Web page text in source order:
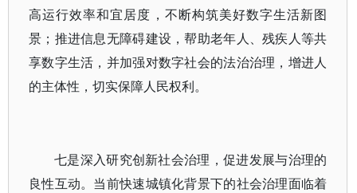
高运行效率和宜居度，不断构筑美好数字生活新图
景；推进信息无障碍建设，帮助老年人、残疾人等共
享数字生活，并加强对数字社会的法治治理，增进人
的主体性，切实保障人民权利。
七是深入研究创新社会治理，促进发展与治理的
良性互动。当前快速城镇化背景下的社会治理面临着